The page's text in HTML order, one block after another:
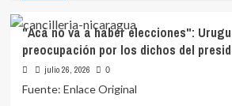
la
intervención
al
Casmu
hasta
Caso
Cardama:
Castaingdebat
sostuvo
que
"Acá no va a haber elecciones":
preocupación por los dichos del
julio 26, 2026 0
Fuente: Enlace Original